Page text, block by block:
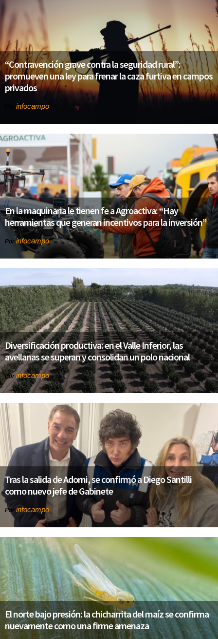
“Contravención grave contra la seguridad rural”:
promueven una ley para frenar la caza furtiva en campos
privados
infocampo
En la maquinaria le tienen fe a Agroactiva: “Hay
herramientas que generan incentivos para la inversión”
Por infocampo
Diversificación productiva: en el Valle Inferior, las
avellanas se superan y consolidan un polo nacional
Porinfocampo
Tras la salida de Adorni, se confirmó a Diego Santilli
como nuevo jefe de Gabinete
Por infocampo
El norte bajo presión: la chicharrita del maíz se confirma
nuevamente como una firme amenaza